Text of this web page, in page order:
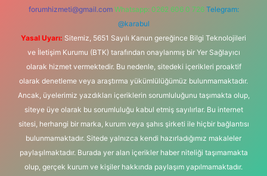
forumhizmeti@gmail.com Whatsapp: 0262 606 0 726 Telegram:
@karabul
Yasal Uyarı: Sitemiz, 5651 Sayılı Kanun gereğince Bilgi Teknolojileri
ve İletişim Kurumu (BTK) tarafından onaylanmış bir Yer Sağlayıcı
olarak hizmet vermektedir. Bu nedenle, sitedeki içerikleri proaktif
olarak denetleme veya araştırma yükümlülüğümüz bulunmamaktadır.
Ancak, üyelerimiz yazdıkları içeriklerin sorumluluğunu taşımakta olup,
siteye üye olarak bu sorumluluğu kabul etmiş sayılırlar. Bu internet
sitesi, herhangi bir marka, kurum veya şahıs şirketi ile hiçbir bağlantısı
bulunmamaktadır. Sitede yalnızca kendi hazırladığımız makaleler
paylaşılmaktadır. Burada yer alan içerikler haber niteliği taşımamakta
olup, gerçek kurum ve kişiler hakkında paylaşım yapılmamaktadır.